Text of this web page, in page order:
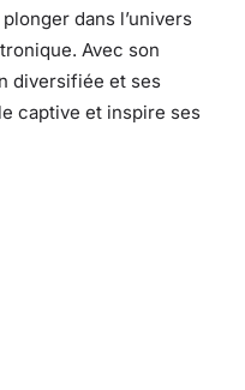
dans l’univers
Avec son
diversifiée et ses
captive et inspire ses